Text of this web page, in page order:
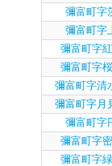
彌富町字
彌富町字
彌富町字
彌富町字
彌富町字清
彌富町字月
彌富町字
彌富町字
彌富町字